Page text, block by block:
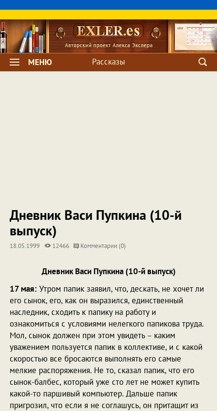
МЕНЮ Рассказы
Дневник Васи Пупкина (10-й
выпуск)
18.05.1999 12466 Комментарии (0)
Дневник Васи Пупкина (10-й выпуск)
17 мая: Утром папик заявил, что, дескать, не хочет ли
его сынок, его, как он выразился, единственный
наследник, сходить к папику на работу и
ознакомиться с условиями нелегкого папикова труда.
Мол, сынок должен при этом увидеть – каким
уважением пользуется папик в коллективе, и с какой
скоростью все бросаются выполнять его самые
мелкие распоряжения. Не то, сказал папик, что его
сынок-балбес, который уже сто лет не может купить
какой-то паршивый компьютер. Дальше папик
пригрозил, что если я не соглашусь, он притащит из